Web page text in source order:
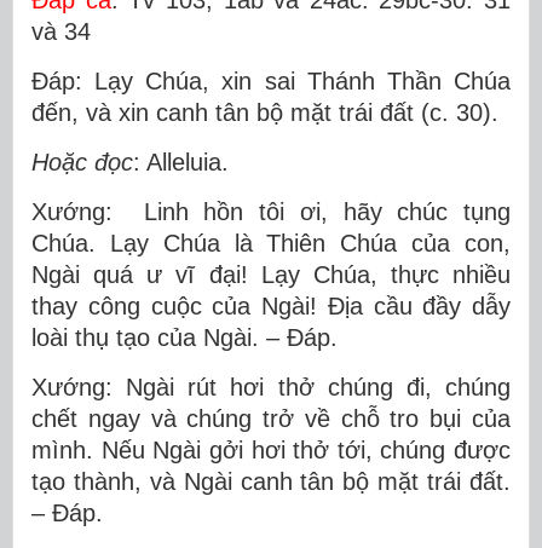
và 34
Ðáp: Lạy Chúa, xin sai Thánh Thần Chúa
đến, và xin canh tân bộ mặt trái đất (c. 30).
Hoặc đọc: Alleluia.
Xướng: Linh hồn tôi ơi, hãy chúc tụng
Chúa. Lạy Chúa là Thiên Chúa của con,
Ngài quá ư vĩ đại! Lạy Chúa, thực nhiều
thay công cuộc của Ngài! Ðịa cầu đầy dẫy
loài thụ tạo của Ngài. – Ðáp.
Xướng: Ngài rút hơi thở chúng đi, chúng
chết ngay và chúng trở về chỗ tro bụi của
mình. Nếu Ngài gởi hơi thở tới, chúng được
tạo thành, và Ngài canh tân bộ mặt trái đất.
– Ðáp.